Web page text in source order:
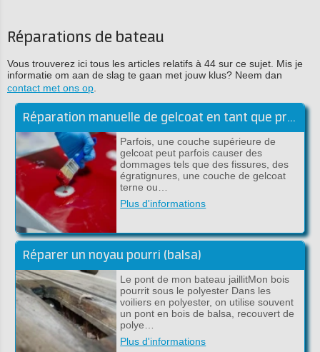
Réparations de bateau
Vous trouverez ici tous les articles relatifs à 44 sur ce sujet. Mis je
informatie om aan de slag te gaan met jouw klus? Neem dan
contact met ons op
Réparation manuelle de gelcoat en tant que professionnel!
Parfois, une couche supérieure de
gelcoat peut parfois causer des
dommages tels que des fissures, des
égratignures, une couche de gelcoat
terne ou…
Plus d'informations
Réparer un noyau pourri (balsa)
Le pont de mon bateau jaillitMon bois
pourrit sous le polyester Dans les
voiliers en polyester, on utilise souvent
un pont en bois de balsa, recouvert de
polye…
Plus d'informations